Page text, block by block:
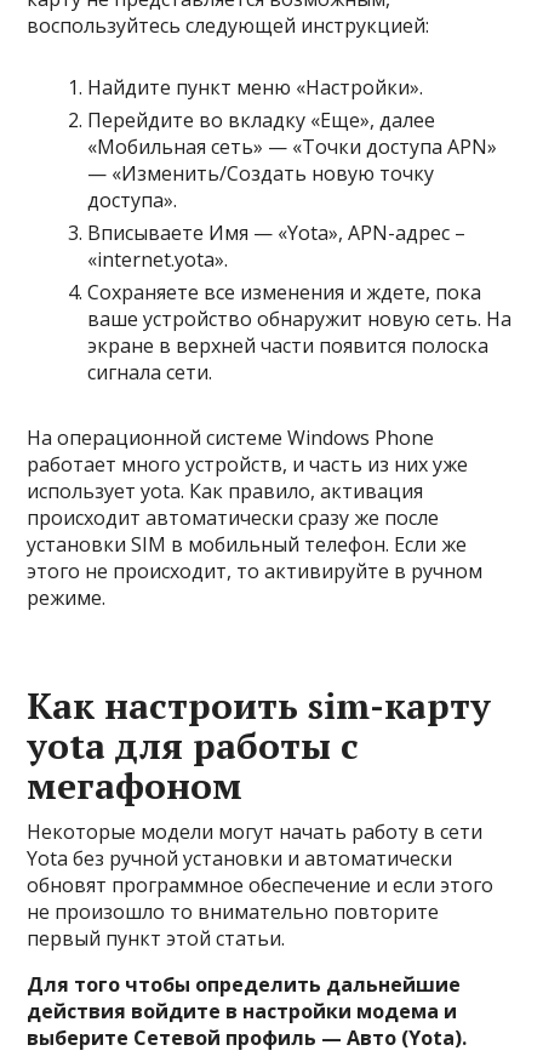
воспользуйтесь следующей инструкцией:
Найдите пункт меню «Настройки».
Перейдите во вкладку «Еще», далее
«Мобильная сеть» — «Точки доступа APN»
— «Изменить/Создать новую точку
доступа».
Вписываете Имя — «Yota», APN-адрес –
«internet.yota».
Сохраняете все изменения и ждете, пока
ваше устройство обнаружит новую сеть. На
экране в верхней части появится полоска
сигнала сети.
На операционной системе Windows Phone
работает много устройств, и часть из них уже
использует yota. Как правило, активация
происходит автоматически сразу же после
установки SIM в мобильный телефон. Если же
этого не происходит, то активируйте в ручном
режиме.
Как настроить sim-карту
yota для работы с
мегафоном
Некоторые модели могут начать работу в сети
Yota без ручной установки и автоматически
обновят программное обеспечение и если этого
не произошло то внимательно повторите
первый пункт этой статьи.
Для того чтобы определить дальнейшие
действия войдите в настройки модема и
выберите Сетевой профиль — Авто (Yota).